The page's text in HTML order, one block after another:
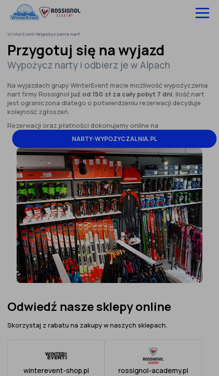
treści
Wyjazdy na narty
Hotele
Szkolenia
Ubezpieczenie
O nas
Infolinia:52 307 66 88
Zaloguj się
WinterEvent/Wypożyczenie nart
Przygotuj się na wyjazd
Wypożycz narty i odbierz je w Alpach
Na wyjazdach grupy WinterEvent macie możliwość wypożyczenia
nart firmy Rossignol już od 150 zł za cały pobyt 7 dni. Ilość nart
jest ograniczona dlatego o potwierdzeniu rezerwacji decyduje
kolejność zgłoszeń.
Rezerwacji oraz płatności dokonujemy online na
NARTY-WYPOZYCZALNIA.PL
Odwiedź nasze sklepy online
Skorzystaj z rabatu na zakupy w naszych sklepach.
winterevent-shop.pl rossignol-academy.pl